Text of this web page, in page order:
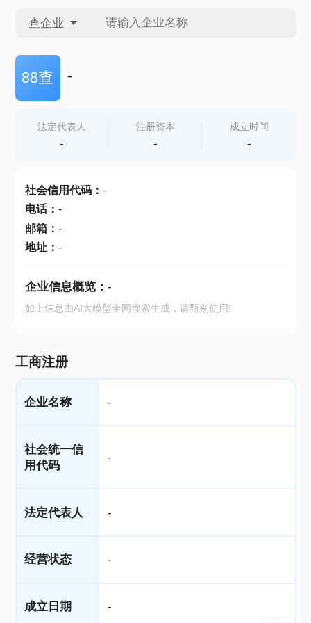
查企业
查企业
查产地
88查 -
法定代表人
-
注册资本
-
成立时间
-
社会信用代码： -
电话： -
邮箱： -
地址： -
企业信息概览： -
如上信息由AI大模型全网搜索生成，请甄别使用!
工商注册
企业名称 -
社会统一信
用代码
-
法定代表人 -
经营状态 -
成立日期 -